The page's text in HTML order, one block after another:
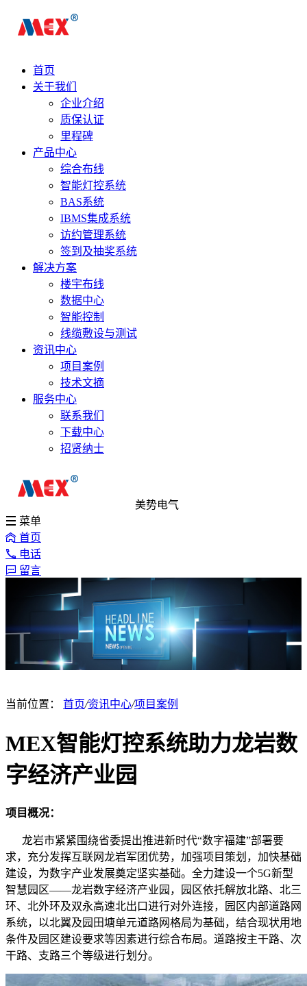
首页
关于我们
企业介绍
质保认证
里程碑
产品中心
综合布线
智能灯控系统
BAS系统
IBMS集成系统
访约管理系统
签到及抽奖系统
解决方案
楼宇布线
数据中心
智能控制
线缆敷设与测试
资讯中心
项目案例
技术文摘
服务中心
联系我们
下载中心
招贤纳士
美势电气
菜单
首页
电话
留言
当前位置： 首页/资讯中心/项目案例
MEX智能灯控系统助力龙岩数
字经济产业园
项目概况：
龙岩市紧紧围绕省委提出推进新时代“数字福建”部署要
求，充分发挥互联网龙岩军团优势，加强项目策划，加快基础
建设，为数字产业发展奠定坚实基础。全力建设一个5G新型
智慧园区——龙岩数字经济产业园，园区依托解放北路、北三
环、北外环及双永高速北出口进行对外连接，园区内部道路网
系统，以北翼及园田塘单元道路网格局为基础，结合现状用地
条件及园区建设要求等因素进行综合布局。道路按主干路、次
干路、支路三个等级进行划分。